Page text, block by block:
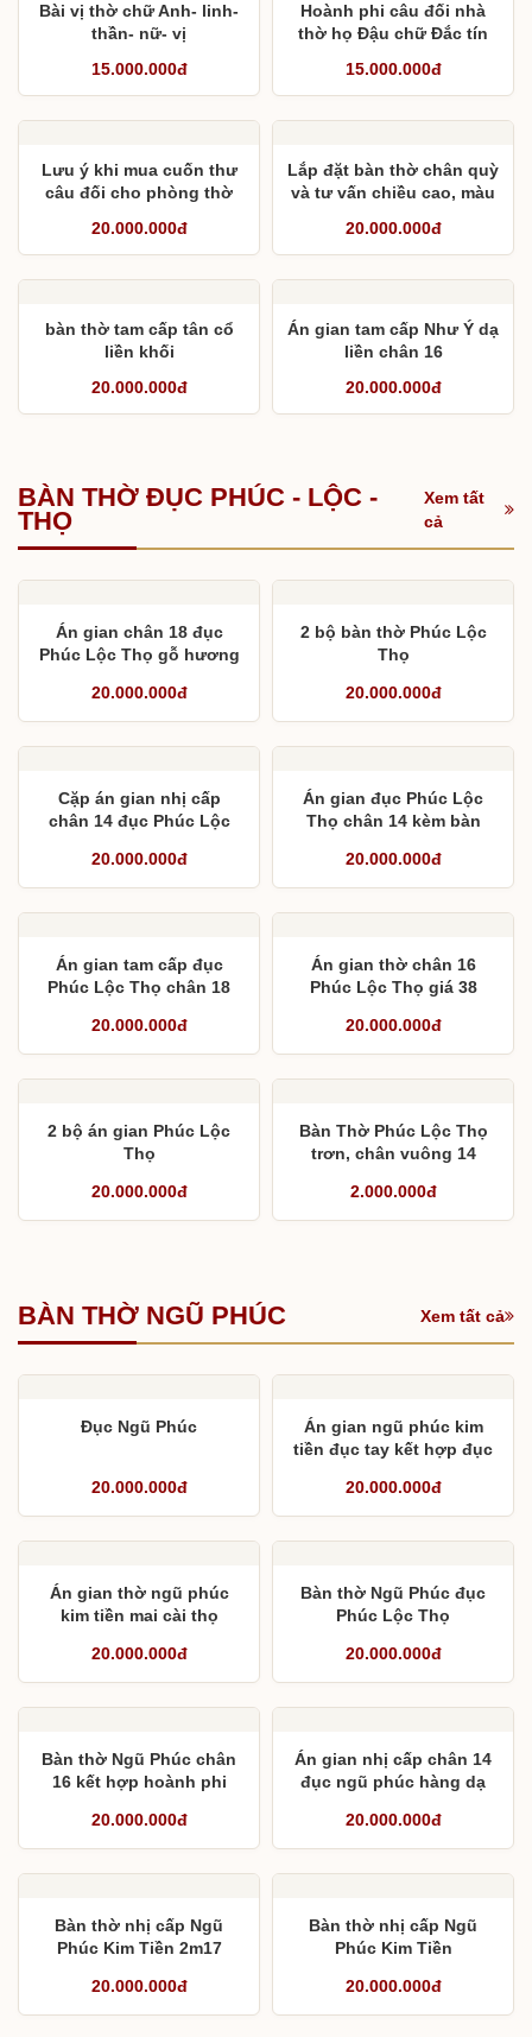
Bài vị thờ chữ Anh- linh-
thần- nữ- vị
15.000.000đ
Hoành phi câu đối nhà
thờ họ Đậu chữ Đắc tín
15.000.000đ
Lưu ý khi mua cuốn thư
câu đối cho phòng thờ
20.000.000đ
Lắp đặt bàn thờ chân quỳ
và tư vấn chiều cao, màu
cầu khách hàng
20.000.000đ
bàn thờ tam cấp tân cổ
liền khối
20.000.000đ
Án gian tam cấp Như Ý dạ
liền chân 16
20.000.000đ
BÀN THỜ ĐỤC PHÚC - LỘC -
THỌ
Xem tất
cả
Án gian chân 18 đục
Phúc Lộc Thọ gỗ hương
Vững
20.000.000đ
2 bộ bàn thờ Phúc Lộc
Thọ
20.000.000đ
Cặp án gian nhị cấp
chân 14 đục Phúc Lộc
20.000.000đ
Án gian đục Phúc Lộc
Thọ chân 14 kèm bàn
20.000.000đ
Án gian tam cấp đục
Phúc Lộc Thọ chân 18
20.000.000đ
Án gian thờ chân 16
Phúc Lộc Thọ giá 38
và hoành phi
20.000.000đ
2 bộ án gian Phúc Lộc
Thọ
20.000.000đ
Bàn Thờ Phúc Lộc Thọ
trơn, chân vuông 14
2.000.000đ
BÀN THỜ NGŨ PHÚC Xem tất cả
Đục Ngũ Phúc
20.000.000đ
Án gian ngũ phúc kim
tiền đục tay kết hợp đục
20.000.000đ
Án gian thờ ngũ phúc
kim tiền mai cài thọ
20.000.000đ
Bàn thờ Ngũ Phúc đục
Phúc Lộc Thọ
20.000.000đ
Bàn thờ Ngũ Phúc chân
16 kết hợp hoành phi
20.000.000đ
Án gian nhị cấp chân 14
đục ngũ phúc hàng dạ
20.000.000đ
Bàn thờ nhị cấp Ngũ
Phúc Kim Tiền 2m17
20.000.000đ
Bàn thờ nhị cấp Ngũ
Phúc Kim Tiền
20.000.000đ